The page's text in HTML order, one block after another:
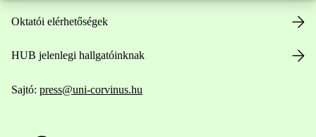
Oktatói elérhetőségek
HUB jelenlegi hallgatóinknak
Sajtó: press@uni-corvinus.hu